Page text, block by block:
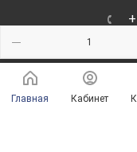
г.
Главная Кабинет